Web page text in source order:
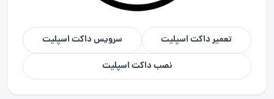
تعمیر داکت اسپلیت
سرویس داکت اسپلیت
نصب داکت اسپلیت